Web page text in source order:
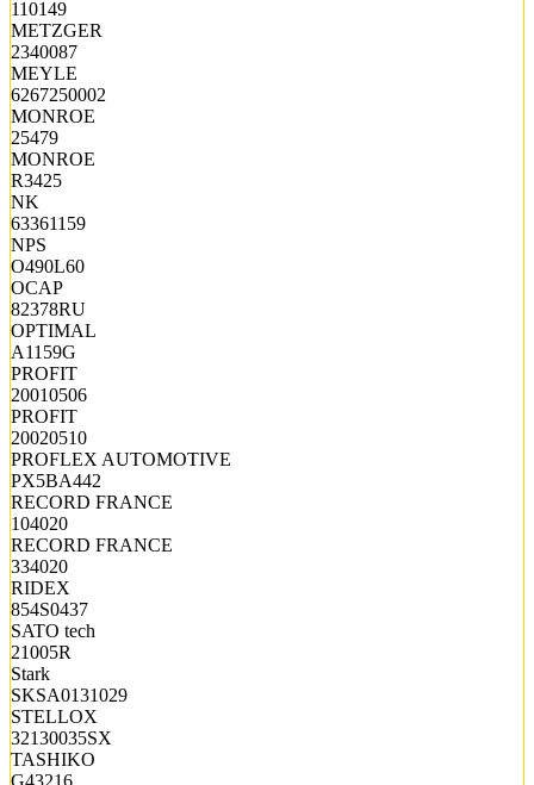
110149
METZGER
2340087
MEYLE
6267250002
MONROE
25479
MONROE
R3425
NK
63361159
NPS
O490L60
OCAP
82378RU
OPTIMAL
A1159G
PROFIT
20010506
PROFIT
20020510
PROFLEX AUTOMOTIVE
PX5BA442
RECORD FRANCE
104020
RECORD FRANCE
334020
RIDEX
854S0437
SATO tech
21005R
Stark
SKSA0131029
STELLOX
32130035SX
TASHIKO
G43216